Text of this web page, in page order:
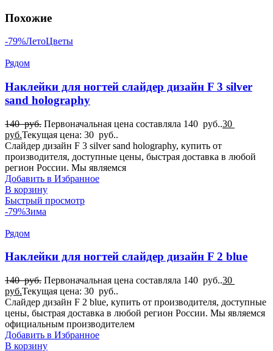
Похожие
-79%ЛетоЦветы
Рядом
Наклейки для ногтей слайдер дизайн F 3 silver
sand holography
140руб. Первоначальная цена составляла 140 руб..30
руб.Текущая цена: 30 руб..
Слайдер дизайн F 3 silver sand holography, купить от
производителя, доступные цены, быстрая доставка в любой
регион России. Мы являемся
Добавить в Избранное
В корзину
Быстрый просмотр
-79%Зима
Рядом
Наклейки для ногтей слайдер дизайн F 2 blue
140руб. Первоначальная цена составляла 140 руб..30
руб.Текущая цена: 30 руб..
Слайдер дизайн F 2 blue, купить от производителя, доступные
цены, быстрая доставка в любой регион России. Мы являемся
официальным производителем
Добавить в Избранное
В корзину